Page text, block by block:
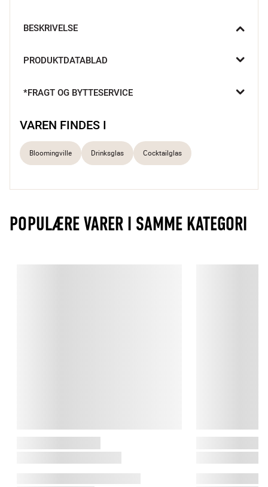
BESKRIVELSE
Taurin Cocktailglas. Den bløde rosa tone og de lysfangende
Mundblæst glas
Elegant cocktailform
PRODUKTDATABLAD
*FRAGT OG BYTTESERVICE
VAREN FINDES I
Bloomingville Drinksglas Cocktailglas
POPULÆRE VARER I SAMME KATEGORI